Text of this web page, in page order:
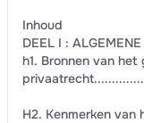
Inhoud
DEEL I :
h1. Bronnen van
H2. Kenmerken van